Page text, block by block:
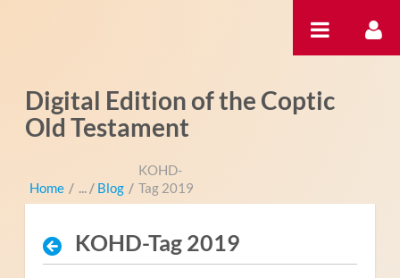
Digital Edition of the Coptic
Old Testament
Home / Blog /
KOHD-
Tag 2019
KOHD-Tag 2019